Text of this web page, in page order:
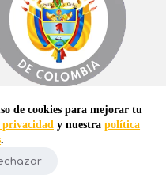
de cookies para mejorar tu
y nuestrapolítica
.
|